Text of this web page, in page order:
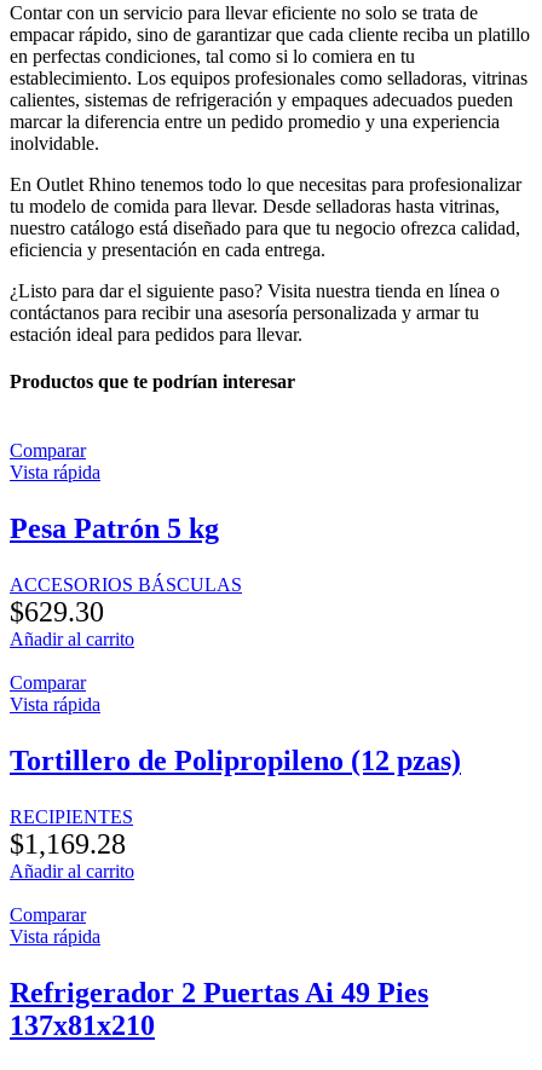
Contar con un servicio para llevar eficiente no solo se trata de
empacar rápido, sino de garantizar que cada cliente reciba un platillo
en perfectas condiciones, tal como si lo comiera en tu
establecimiento. Los equipos profesionales como selladoras, vitrinas
calientes, sistemas de refrigeración y empaques adecuados pueden
marcar la diferencia entre un pedido promedio y una experiencia
inolvidable.
En Outlet Rhino tenemos todo lo que necesitas para profesionalizar
tu modelo de comida para llevar. Desde selladoras hasta vitrinas,
nuestro catálogo está diseñado para que tu negocio ofrezca calidad,
eficiencia y presentación en cada entrega.
¿Listo para dar el siguiente paso? Visita nuestra tienda en línea o
contáctanos para recibir una asesoría personalizada y armar tu
estación ideal para pedidos para llevar.
Productos que te podrían interesar
Comparar
Vista rápida
Pesa Patrón 5 kg
ACCESORIOS BÁSCULAS
$629.30
Añadir al carrito
Comparar
Vista rápida
Tortillero de Polipropileno (12 pzas)
RECIPIENTES
$1,169.28
Añadir al carrito
Comparar
Vista rápida
Refrigerador 2 Puertas Ai 49 Pies
137x81x210